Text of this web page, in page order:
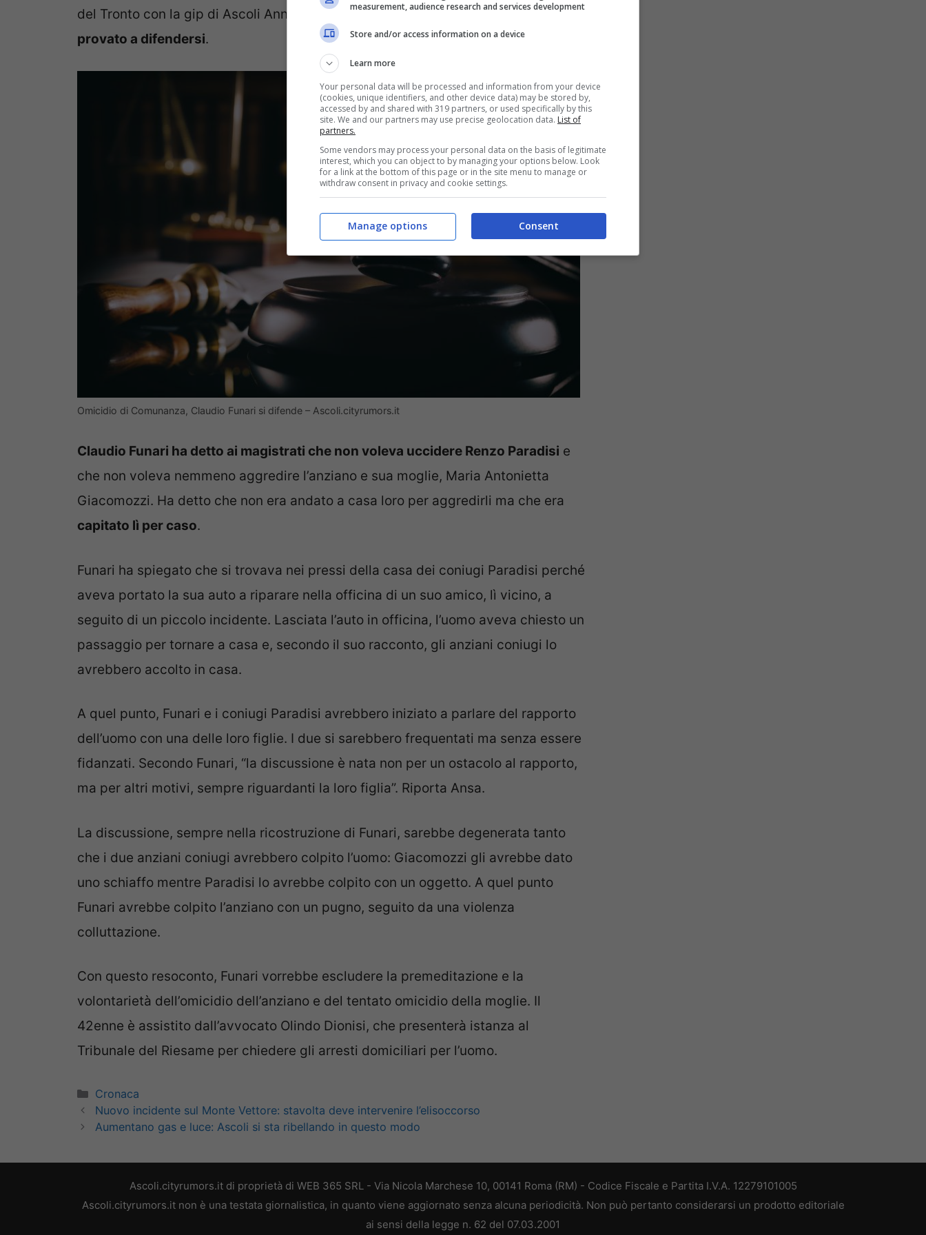
del Tronto con la gip di Ascoli Annalisa Giusti e il procuratore Umberto Monti, ha
provato a difendersi.
Omicidio di Comunanza, Claudio Funari si difende – Ascoli.cityrumors.it
Claudio Funari ha detto ai magistrati che non voleva uccidere Renzo Paradisi e
che non voleva nemmeno aggredire l’anziano e sua moglie, Maria Antonietta
Giacomozzi. Ha detto che non era andato a casa loro per aggredirli ma che era
capitato lì per caso.
Funari ha spiegato che si trovava nei pressi della casa dei coniugi Paradisi perché
aveva portato la sua auto a riparare nella officina di un suo amico, lì vicino, a
seguito di un piccolo incidente. Lasciata l’auto in officina, l’uomo aveva chiesto un
passaggio per tornare a casa e, secondo il suo racconto, gli anziani coniugi lo
avrebbero accolto in casa.
A quel punto, Funari e i coniugi Paradisi avrebbero iniziato a parlare del rapporto
dell’uomo con una delle loro figlie. I due si sarebbero frequentati ma senza essere
fidanzati. Secondo Funari, “la discussione è nata non per un ostacolo al rapporto,
ma per altri motivi, sempre riguardanti la loro figlia”. Riporta Ansa.
La discussione, sempre nella ricostruzione di Funari, sarebbe degenerata tanto
che i due anziani coniugi avrebbero colpito l’uomo: Giacomozzi gli avrebbe dato
uno schiaffo mentre Paradisi lo avrebbe colpito con un oggetto. A quel punto
Funari avrebbe colpito l’anziano con un pugno, seguito da una violenza
colluttazione.
Con questo resoconto, Funari vorrebbe escludere la premeditazione e la
volontarietà dell’omicidio dell’anziano e del tentato omicidio della moglie. Il
42enne è assistito dall’avvocato Olindo Dionisi, che presenterà istanza al
Tribunale del Riesame per chiedere gli arresti domiciliari per l’uomo.
Categorie
Cronaca
Nuovo incidente sul Monte Vettore: stavolta deve intervenire l’elisoccorso
Aumentano gas e luce: Ascoli si sta ribellando in questo modo
Ascoli.cityrumors.it di proprietà di WEB 365 SRL - Via Nicola Marchese 10, 00141 Roma (RM) - Codice Fiscale e Partita I.V.A. 12279101005
Ascoli.cityrumors.it non è una testata giornalistica, in quanto viene aggiornato senza alcuna periodicità. Non può pertanto considerarsi un prodotto editoriale
ai sensi della legge n. 62 del 07.03.2001
measurement, audience research and services development
Store and/or access information on a device
Learn more
Your personal data will be processed and information from your device
(cookies, unique identifiers, and other device data) may be stored by,
accessed by and shared with 319 partners, or used specifically by this
site. We and our partners may use precise geolocation data. List of
partners.
Some vendors may process your personal data on the basis of legitimate
interest, which you can object to by managing your options below. Look
for a link at the bottom of this page or in the site menu to manage or
withdraw consent in privacy and cookie settings.
Consent
Manage options